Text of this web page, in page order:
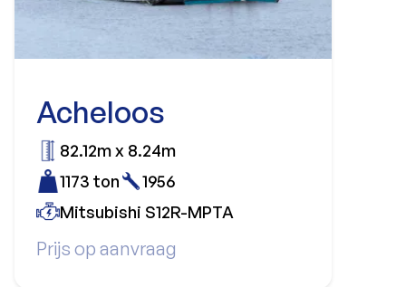
Acheloos
Prijs op aanvraag
82.12m x 8.24m
1173 ton
1956
Mitsubishi S12R-MPTA